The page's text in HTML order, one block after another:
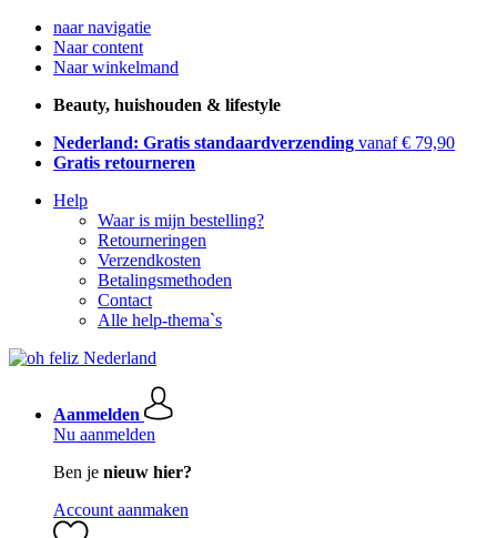
naar navigatie
Naar content
Naar winkelmand
Beauty, huishouden & lifestyle
Nederland: Gratis standaardverzending vanaf € 79,90
Gratis retourneren
Help
Waar is mijn bestelling?
Retourneringen
Verzendkosten
Betalingsmethoden
Contact
Alle help-thema`s
Aanmelden
Nu aanmelden
Ben je nieuw hier?
Account aanmaken